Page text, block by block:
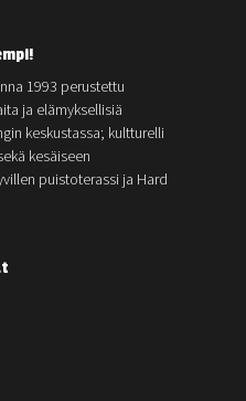
1993 perustettu
ja elämyksellisiä
keskustassa; kultturelli
kesäiseen
puistoterassi ja Hard